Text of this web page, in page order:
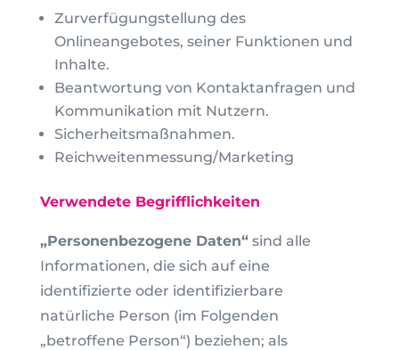
Zurverfügungstellung des
Onlineangebotes, seiner Funktionen und
Inhalte.
Beantwortung von Kontaktanfragen und
Kommunikation mit Nutzern.
Sicherheitsmaßnahmen.
Reichweitenmessung/Marketing
Verwendete Begrifflichkeiten
„Personenbezogene Daten“sind alle
Informationen, die sich auf eine
identifizierte oder identifizierbare
natürliche Person (im Folgenden
„betroffene Person“) beziehen; als